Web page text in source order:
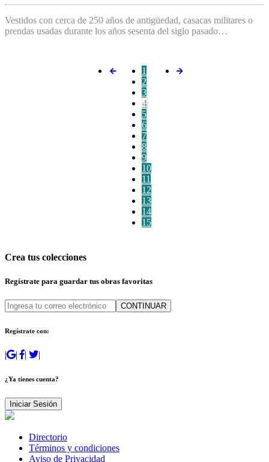
Vestidos con cerca de 250 años de antigüedad, casacas militares o
prendas usadas durante los años sesenta del siglo pasado…
1
2
3
4
5
6
7
8
9
10
11
12
13
14
15
Crea tus colecciones
Regístrate para guardar tus obras favoritas
CONTINUAR
Regístrate con:
| | | |
¿Ya tienes cuenta?
Iniciar Sesión
Directorio
Términos y condiciones
Aviso de Privacidad